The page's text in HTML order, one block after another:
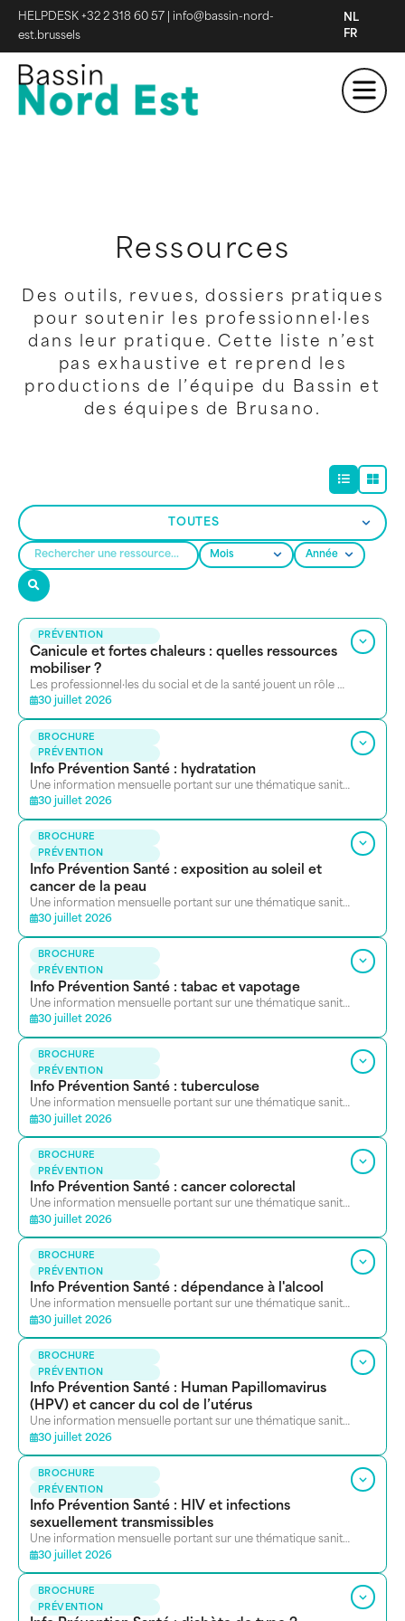
HELPDESK +32 2 318 60 57
info@bassin-nord-
est.brussels
NL
FR
Ressources
Des outils, revues, dossiers pratiques
pour soutenir les professionnel·les
dans leur pratique. Cette liste n’est
pas exhaustive et reprend les
productions de l’équipe du Bassin et
des équipes de Brusano.
PRÉVENTION
Canicule et fortes chaleurs : quelles ressources
mobiliser ?
Les professionnel·les du social et de la santé jouent un rôle essentiel dans la prévention des risques liés à la chaleur.
30 juillet 2026
BROCHURE
PRÉVENTION
Info Prévention Santé : hydratation
Une information mensuelle portant sur une thématique sanitaire. Se présente sous la forme d’un petit dossier de ressources.
30 juillet 2026
BROCHURE
PRÉVENTION
Info Prévention Santé : exposition au soleil et
cancer de la peau
Une information mensuelle portant sur une thématique sanitaire. Se présente sous la forme d’un petit dossier de ressources.
30 juillet 2026
BROCHURE
PRÉVENTION
Info Prévention Santé : tabac et vapotage
Une information mensuelle portant sur une thématique sanitaire. Se présente sous la forme d’un petit dossier de ressources.
30 juillet 2026
BROCHURE
PRÉVENTION
Info Prévention Santé : tuberculose
Une information mensuelle portant sur une thématique sanitaire. Se présente sous la forme d’un petit dossier de ressources.
30 juillet 2026
BROCHURE
PRÉVENTION
Info Prévention Santé : cancer colorectal
Une information mensuelle portant sur une thématique sanitaire. Se présente sous la forme d’un petit dossier de ressources.<br /> <br />
30 juillet 2026
BROCHURE
PRÉVENTION
Info Prévention Santé : dépendance à l'alcool
Une information mensuelle portant sur une thématique sanitaire. Se présente sous la forme d’un petit dossier de ressources.
30 juillet 2026
BROCHURE
PRÉVENTION
Info Prévention Santé : Human Papillomavirus
(HPV) et cancer du col de l’utérus
Une information mensuelle portant sur une thématique sanitaire. Se présente sous la forme d’un petit dossier de ressources.
30 juillet 2026
BROCHURE
PRÉVENTION
Info Prévention Santé : HIV et infections
sexuellement transmissibles
Une information mensuelle portant sur une thématique sanitaire. Se présente sous la forme d’un petit dossier de ressources.
30 juillet 2026
BROCHURE
PRÉVENTION